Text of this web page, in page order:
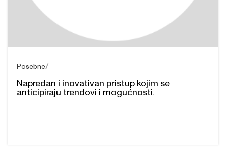
Posebne
Napredan i inovativan pristup kojim se
anticipiraju trendovi i mogućnosti.